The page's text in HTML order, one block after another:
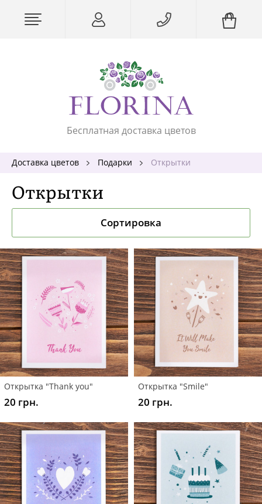
Бесплатная доставка цветов
Доставка цветов Подарки Открытки
Открытки
Сортировка
Открытка "Thank you"
20 грн.
Открытка "Smile"
20 грн.